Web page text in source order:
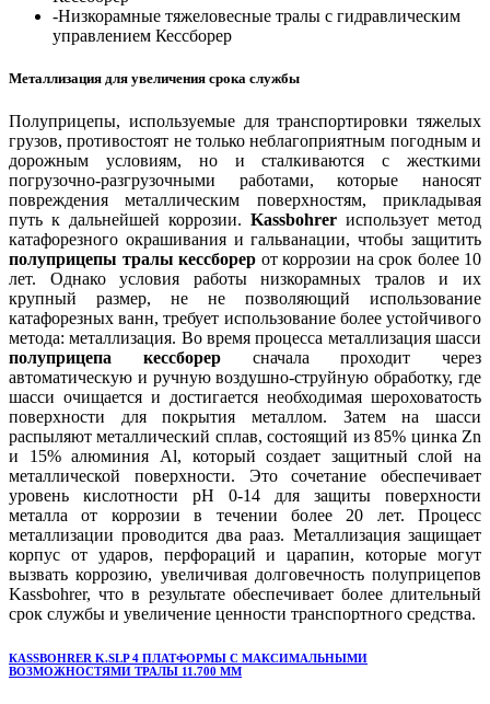
-Низкорамные тяжеловесные тралы с гидравлическим
управлением Кессборер
Металлизация для увеличения срока службы
Полуприцепы, используемые для транспортировки тяжелых
грузов, противостоят не только неблагоприятным погодным и
дорожным условиям, но и сталкиваются с жесткими
погрузочно-разгрузочными работами, которые наносят
повреждения металлическим поверхностям, прикладывая
путь к дальнейшей коррозии. Kassbohrer использует метод
катафорезного окрашивания и гальванации, чтобы защитить
полуприцепы тралы кессборер от коррозии на срок более 10
лет. Однако условия работы низкорамных тралов и их
крупный размер, не не позволяющий использование
катафорезных ванн, требует использование более устойчивого
метода: металлизация. Во время процесса металлизация шасси
полуприцепа кессборерсначала проходит через
автоматическую и ручную воздушно-струйную обработку, где
шасси очищается и достигается необходимая шероховатость
поверхности для покрытия металлом. Затем на шасси
распыляют металлический сплав, состоящий из 85% цинка Zn
и 15% алюминия Al, который создает защитный слой на
металлической поверхности. Это сочетание обеспечивает
уровень кислотности pH 0-14 для защиты поверхности
металла от коррозии в течении более 20 лет. Процесс
металлизации проводится два рааз. Металлизация защищает
корпус от ударов, перфораций и царапин, которые могут
вызвать коррозию, увеличивая долговечность полуприцепов
Kassbohrer, что в результате обеспечивает более длительный
срок службы и увеличение ценности транспортного средства.
КASSBOHRER K.SLP 4 ПЛАТФОРМЫ С МАКСИМАЛЬНЫМИ
ВОЗМОЖНОСТЯМИ ТРАЛЫ 11.700 ММ